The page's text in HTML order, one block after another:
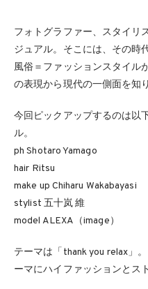
フォトグラファー、スタイリ
ジュアル。そこには、その時
風俗＝ファッションスタイル
の表現から現代の一側面を知
今回ピックアップするのは以
ル。
ph Shotaro Yamago
hair Ritsu
make up Chiharu Wakabayasi
stylist 五十岚 維
model ALEXA（image）
テーマは「thank you relax」
ーマにハイファッションとス